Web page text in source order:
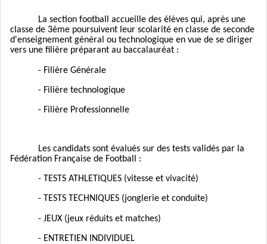
La section football accueille des élèves qui, après une
classe de 3éme poursuivent leur scolarité en classe de seconde
d'enseignement général ou technologique en vue de se diriger
vers une filière préparant au baccalauréat :
- Filière Générale
- Filière technologique
- Filière Professionnelle
Les candidats sont évalués sur des tests validés par la
Fédération Française de Football :
- TESTS ATHLETIQUES (vitesse et vivacité)
- TESTS TECHNIQUES (jonglerie et conduite)
- JEUX (jeux réduits et matches)
- ENTRETIEN INDIVIDUEL